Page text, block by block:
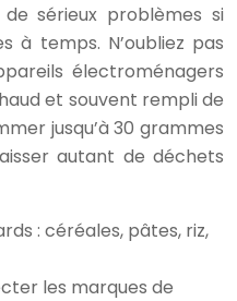
sérieux problèmes si
à temps. N’oubliez pas
électroménagers
et souvent rempli de
jusqu’à 30 grammes
autant de déchets
: céréales, pâtes, riz,
les marques de